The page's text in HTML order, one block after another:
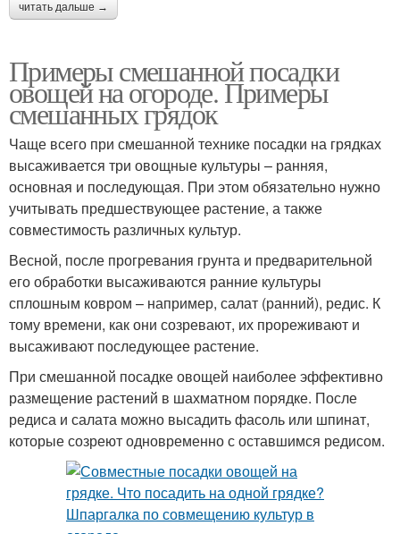
читать дальше →
Примеры смешанной посадки
овощей на огороде. Примеры
смешанных грядок
Чаще всего при смешанной технике посадки на грядках
высаживается три овощные культуры – ранняя,
основная и последующая. При этом обязательно нужно
учитывать предшествующее растение, а также
совместимость различных культур.
Весной, после прогревания грунта и предварительной
его обработки высаживаются ранние культуры
сплошным ковром – например, салат (ранний), редис. К
тому времени, как они созревают, их прореживают и
высаживают последующее растение.
При смешанной посадке овощей наиболее эффективно
размещение растений в шахматном порядке. После
редиса и салата можно высадить фасоль или шпинат,
которые созреют одновременно с оставшимся редисом.